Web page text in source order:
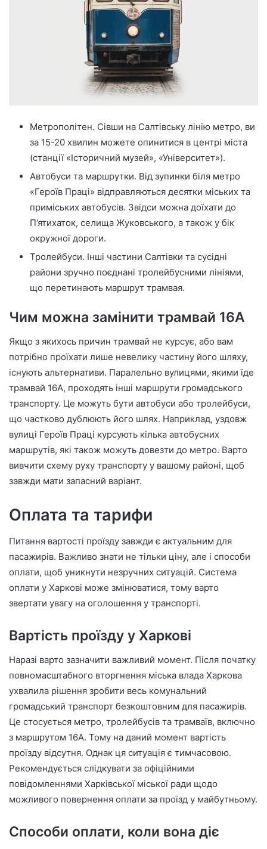
Метрополітен. Сівши на Салтівську лінію метро, ви
за 15-20 хвилин можете опинитися в центрі міста
(станції «Історичний музей», «Університет»).
Автобуси та маршрутки. Від зупинки біля метро
«Героїв Праці» відправляються десятки міських та
приміських автобусів. Звідси можна доїхати до
П’ятихаток, селища Жуковського, а також у бік
окружної дороги.
Тролейбуси. Інші частини Салтівки та сусідні
райони зручно поєднані тролейбусними лініями,
що перетинають маршрут трамвая.
Чим можна замінити трамвай 16А
Якщо з якихось причин трамвай не курсує, або вам
потрібно проїхати лише невелику частину його шляху,
існують альтернативи. Паралельно вулицями, якими їде
трамвай 16А, проходять інші маршрути громадського
транспорту. Це можуть бути автобуси або тролейбуси,
що частково дублюють його шлях. Наприклад, уздовж
вулиці Героїв Праці курсують кілька автобусних
маршрутів, які також можуть довезти до метро. Варто
вивчити схему руху транспорту у вашому районі, щоб
завжди мати запасний варіант.
Оплата та тарифи
Питання вартості проїзду завжди є актуальним для
пасажирів. Важливо знати не тільки ціну, але і способи
оплати, щоб уникнути незручних ситуацій. Система
оплати у Харкові може змінюватися, тому варто
звертати увагу на оголошення у транспорті.
Вартість проїзду у Харкові
Наразі варто зазначити важливий момент. Після початку
повномасштабного вторгнення міська влада Харкова
ухвалила рішення зробити весь комунальний
громадський транспорт безкоштовним для пасажирів.
Це стосується метро, тролейбусів та трамваїв, включно
з маршрутом 16А. Тому на даний момент вартість
проїзду відсутня. Однак ця ситуація є тимчасовою.
Рекомендується слідкувати за офіційними
повідомленнями Харківської міської ради щодо
можливого повернення оплати за проїзд у майбутньому.
Способи оплати, коли вона діє